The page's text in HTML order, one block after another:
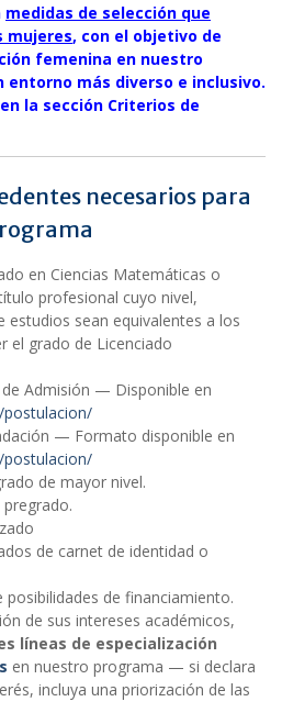
medidas de selección que
mujeres, con el objetivo de
femenina en nuestro
más diverso e inclusivo.
la sección Criterios de
necesarios para
en Ciencias Matemáticas o
profesional cuyo nivel,
estudios sean equivalentes a los
el grado de Licenciado
Admisión — Disponible en
— Formato disponible en
de mayor nivel.
de carnet de identidad o
posibilidades de financiamiento.
de sus intereses académicos,
líneas de especialización
en nuestro programa — si declara
incluya una priorización de las